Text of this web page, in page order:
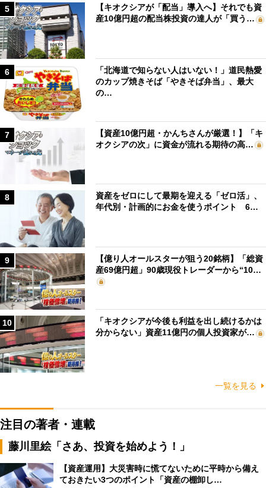
5
【キオクシアが「配当」導入へ】それでも資
産10億円超の配当株投資の達人が「買う…
6
「北海道で知らない人はいない！」道民熱愛
のカップ焼きそば「やきそば弁当」、最大
の…
7
【資産10億円超・かんちさんが厳選！】「キ
オクシアの次」に資金が流れる期待の高…
8
資産をゼロにして最期を迎える「ゼロ活」、
年代別・計画的にお金を使うポイント 6…
9
【億り人オールスターが狙う20銘柄】「総資
産69億円超」90歳現役トレーダーから“10…
10
「キオクシアが今後も利益を出し続けるかは
分からない」資産11億円の個人投資家が…
一覧を見る
注目の著者・連載
藤川里絵「さあ、投資を始めよう！」
【資産運用】大災害時に慌てないために平時から備え
ておきたい3つのポイント「資産の棚卸し…